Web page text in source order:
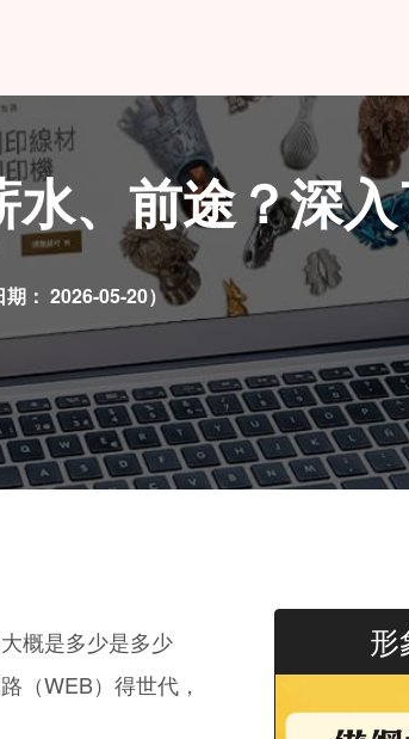
、前途？深
： 2026-05-20）
概是多少是多少
（WEB）得世代，
形